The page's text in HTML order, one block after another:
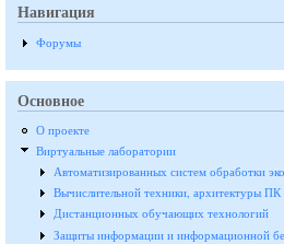
Навигация
Форумы
Основное
О проекте
Виртуальные лаборатории
Автоматизированных систем обработки
Вычислительной техники, архитектуры
Дистанционных обучающих технологий
Защиты информации и информационной